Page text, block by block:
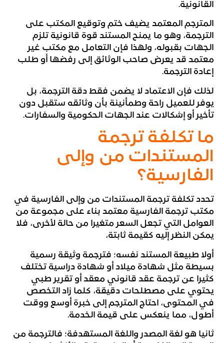
القانونية.
المترجم المعتمد يضيف ختم وتوقيع المكتب على
الترجمة، وهو ما يمنح المستند قوة قانونية تلزم
الجهات بقبوله، ولهذا فإن التعامل مع مكتب غير
معتمد قد يعرض صاحب الوثائق إلى رفضها أو طلب
إعادة الترجمة.
لذلك فإن الاعتماد لا يضمن فقط دقة الترجمة، بل
يوفر للعميل راحة وطمأنينة بأن وثائقه ستقبل دون
تأخير أو إشكالات عند الجهات الحكومية والسفارات.
ما تكلفة ترجمة
المستندات من وإلى
الفارسية؟
تحدد تكلفة ترجمة المستندات من وإلى الفارسية في
مكتب ترجمة الفارسية معتمد بناء على مجموعة من
العوامل التي تجعل السعر متغيرا من حالة لأخرى، فلا
يمكن النظر إليه كقيمة ثابتة،
أولا طبيعة المستند نفسه؛ فترجمة وثيقة رسمية
بسيطة مثل شهادة ميلاد أو شهادة دراسية تختلف
كثيرا عن ترجمة عقد قانوني معقد أو تقرير طبي
يحتوي على مصطلحات دقيقة، كلما زاد التخصص
في المحتوى، احتاج المترجم إلى خبرة أوسع ووقت
أطول، مما ينعكس على قيمة الخدمة.
ثانيا هو لغة المصدر واللغة المستهدفة؛ فالترجمة من